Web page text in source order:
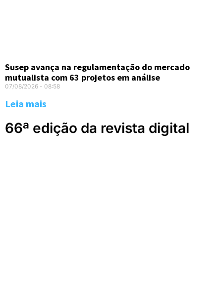
Susep avança na regulamentação do mercado
mutualista com 63 projetos em análise
07/08/2026 08:58
Leia mais
66ª edição da revista digital